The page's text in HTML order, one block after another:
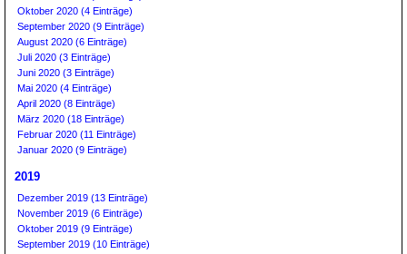
Oktober 2020 (4 Einträge)
September 2020 (9 Einträge)
August 2020 (6 Einträge)
Juli 2020 (3 Einträge)
Juni 2020 (3 Einträge)
Mai 2020 (4 Einträge)
April 2020 (8 Einträge)
März 2020 (18 Einträge)
Februar 2020 (11 Einträge)
Januar 2020 (9 Einträge)
2019
Dezember 2019 (13 Einträge)
November 2019 (6 Einträge)
Oktober 2019 (9 Einträge)
September 2019 (10 Einträge)